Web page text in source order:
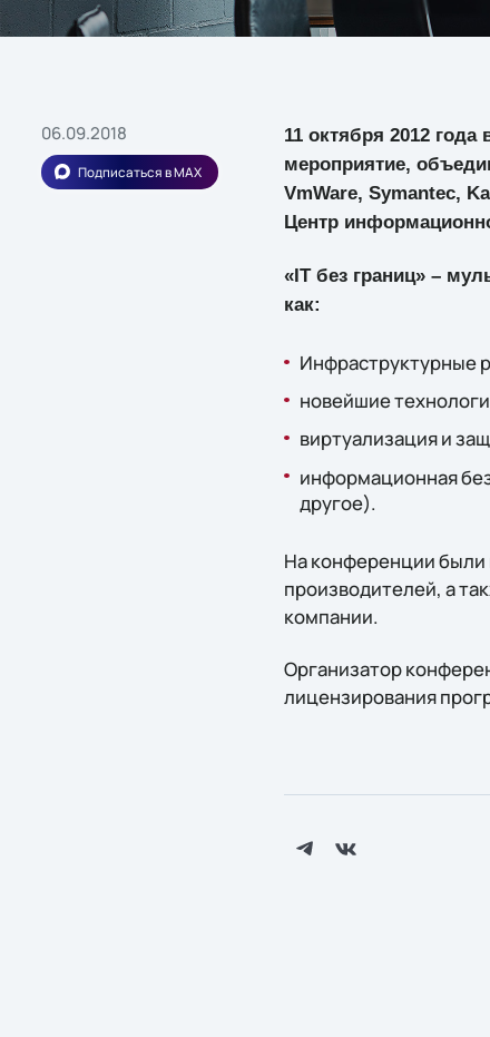
06.09.2018
Подписаться в MAX
11 октября 2012
мероприятие,
VmWare, Symantec,
Центр
«IT без границ» –
как:
Инфраструктурные
новейшие
виртуализация и
информационная
другое).
На конференции
производителей, а
компании.
Организатор
лицензирования